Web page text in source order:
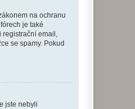
na ochranu
je také
email,
se spamy. Pokud
jste nebyli